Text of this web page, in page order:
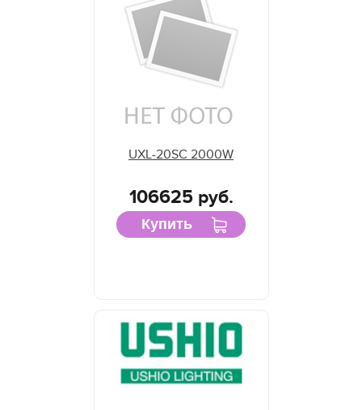
UXL-20SC 2000W
106625 руб.
Купить